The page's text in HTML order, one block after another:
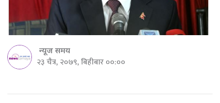
न्यूज समय
२३ चैत्र, २०७९, बिहीबार ००:००